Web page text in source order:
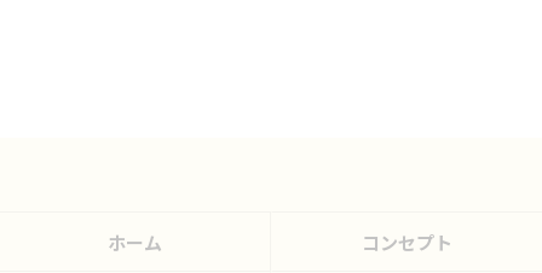
ホーム コンセプト